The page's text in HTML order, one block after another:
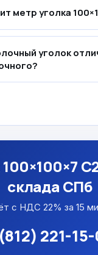
метр уголка
уголок
склада СПб
с НДС 22% за 15
221-